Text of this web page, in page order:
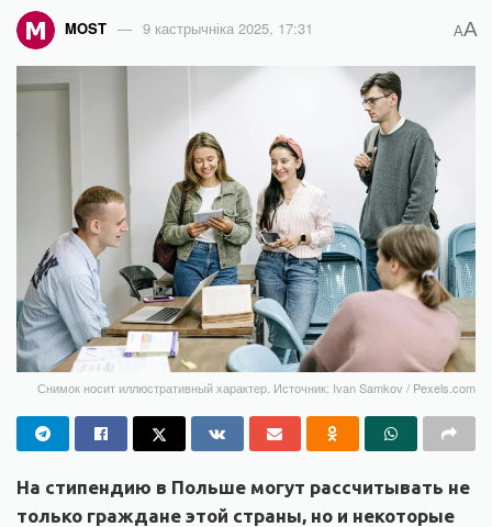
MOST 9 кастрычніка 2025, 17:31 AA
Снимок носит иллюстративный характер. Источник: Ivan Samkov / Pexels.com
На стипендию в Польше могут рассчитывать не
только граждане этой страны, но и некоторые